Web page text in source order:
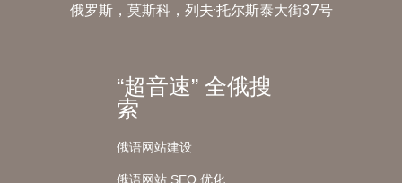
俄罗斯，莫斯科，列夫·托尔斯泰大街37号
“超音速” 全俄搜
索
俄语网站建设
俄语网站 SEO 优化